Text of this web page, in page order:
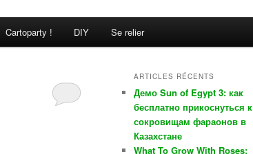
Cartoparty ! DIY Se relier
ARTICLES RÉCENTS
Демо Sun of Egypt 3: как
бесплатно прикоснуться к
сокровищам фараонов в
Казахстане
What To Grow With Roses: